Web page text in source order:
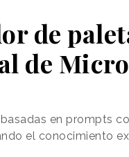
de
de
en prompts
el conocimiento